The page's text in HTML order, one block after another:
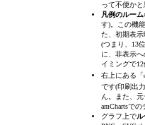
って不便か
凡例のルー
す)。この機
た、初期表示
(つまり、13
に、非表示
イミングで
右上にある「
です(印刷出
ん。また、
amChartsで
グラフ上でル